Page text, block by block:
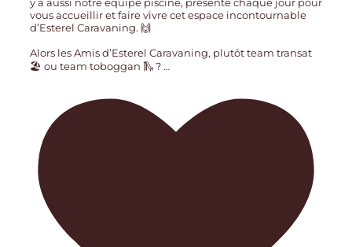
vous accueillir et faire vivre cet espace incontournable
d’Esterel Caravaning. 🙌
Alors les Amis d’Esterel Caravaning, plutôt team transat
🏖️ ou team toboggan 🛝 ? …